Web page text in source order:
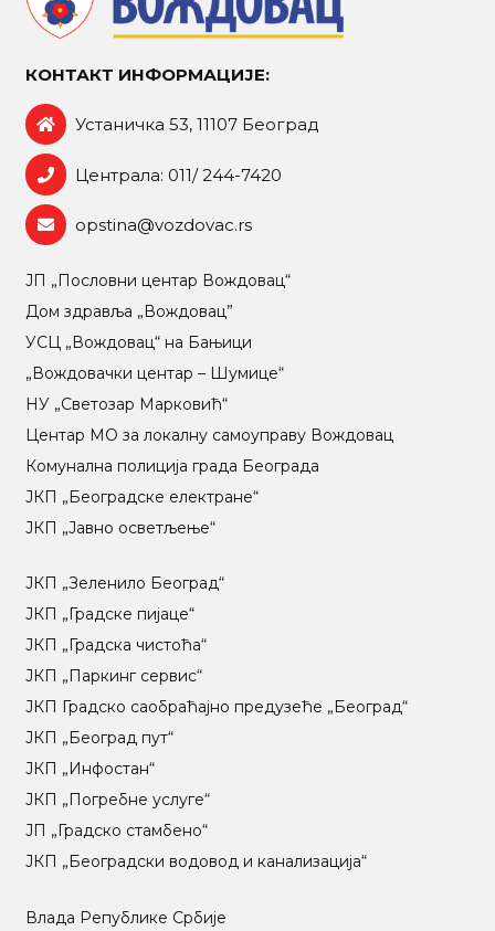
КОНТАКТ ИНФОРМАЦИЈЕ:
Устаничка 53, 11107 Београд
Централа: 011/ 244-7420
opstina@vozdovac.rs
ЈП „Пословни центар Вождовац“
Дом здравља „Вождовац”
УСЦ „Вождовац“ на Бањици
„Вождовачки центар – Шумице“
НУ „Светозар Марковић“
Центар МO за локалну самоуправу Вождовац
Комунална полиција града Београда
ЈКП „Београдске електране“
ЈКП „Јавно осветљење“
ЈКП „Зеленило Београд“
ЈКП „Градске пијаце“
ЈКП „Градска чистоћа“
ЈКП „Паркинг сервис“
ЈКП Градско саобраћајно предузеће „Београд“
ЈКП „Београд пут“
ЈКП „Инфостан“
ЈКП „Погребне услуге“
ЈП „Градско стамбено“
ЈКП „Београдски водовод и канализација“
Влада Републике Србије